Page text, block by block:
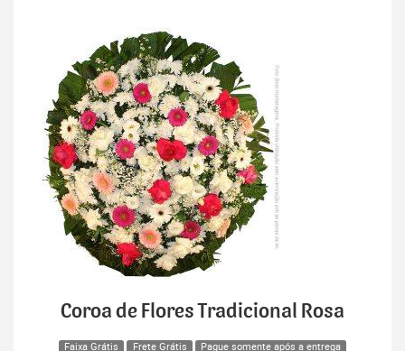
Coroa de Flores Tradicional Rosa
Faixa Grátis Frete Grátis Pague somente após a entrega